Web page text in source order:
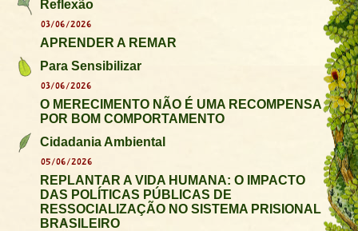
Reflexão
03/06/2026
APRENDER A REMAR
Para Sensibilizar
03/06/2026
O MERECIMENTO NÃO É UMA RECOMPENSA
POR BOM COMPORTAMENTO
Cidadania Ambiental
05/06/2026
REPLANTAR A VIDA HUMANA: O IMPACTO
DAS POLÍTICAS PÚBLICAS DE
RESSOCIALIZAÇÃO NO SISTEMA PRISIONAL
BRASILEIRO